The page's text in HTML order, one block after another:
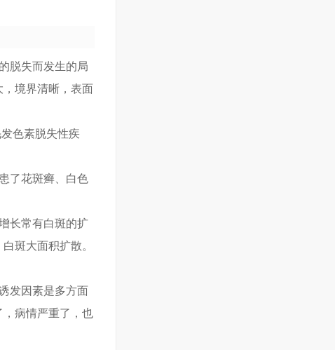
脱失而发生的局
境界清晰，表面
色素脱失性疾
了花斑癣、白色
长常有白斑的扩
斑大面积扩散。
发因素是多方面
病情严重了，也